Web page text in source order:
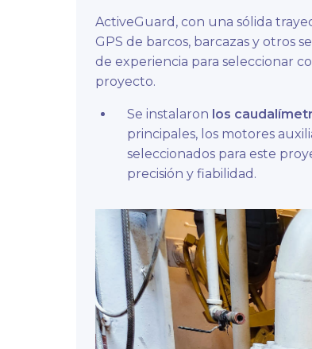
ActiveGuard, con una sólida
GPS de barcos, barcazas y otros
de experiencia para seleccionar
proyecto.
Se instalaron los
principales, los motores
seleccionados para este
precisión y fiabilidad.